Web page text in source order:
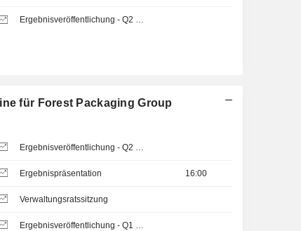
Ergebnisveröffentlichung - Q2 2026
für Forest Packaging Group
Ergebnispräsentation 16:00
Verwaltungsratssitzung